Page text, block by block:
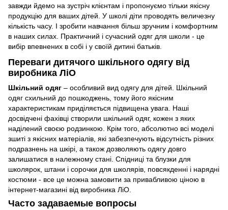
завжди йдемо на зустріч клієнтам і пропонуємо тільки якісну
продукцію для ваших дітей. У школі діти проводять величезну
кількість часу. І зробити навчання більш зручним і комфортним
в наших силах. Практичний і сучасний одяг для школи - це
вибір впевнених в собі і у своїй дитині батьків.
Переваги дитячого шкільного одягу від
виробника ЛіО
Шкільний одяг – особливий вид одягу для дітей. Шкільний
одяг схильний до пошкоджень, тому його якісним
характеристикам приділяється підвищена увага. Наші
досвідчені фахівці створили шкільний одяг, кожен з яких
наділений своєю родзинкою. Крім того, абсолютно всі моделі
зшиті з якісних матеріалів, які забезпечують відсутність різних
подразнень на шкірі, а також дозволяють одягу довго
залишатися в належному стані. Спідниці та блузки для
школярок, штани і сорочки для школярів, повсякденні і нарядні
костюми - все це можна замовити за привабливою ціною в
інтернет-магазині від виробника ЛіО.
Часто задаваемые вопросы